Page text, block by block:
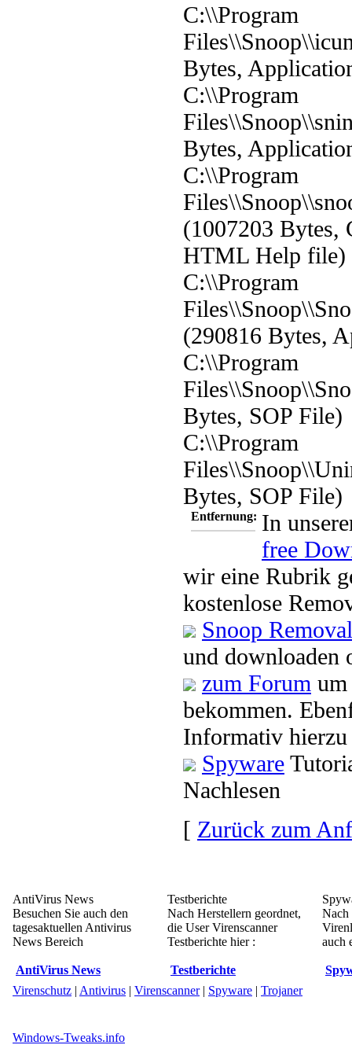
C:\\Program
Bytes,
C:\\Program
Bytes,
C:\\Program
(1007203 Bytes,
HTML Help file)
C:\\Program
(290816 Bytes,
C:\\Program
Bytes, SOP File)
C:\\Program
Bytes, SOP File)
Entfernung: In
free
wir eine Rubrik
kostenlose
Snoop
und downloaden
zum Forum
bekommen.
Informativ hierzu
Spyware
Nachlesen
[ Zurück zum
AntiVirus News
Besuchen Sie auch den
tagesaktuellen Antivirus
News Bereich
AntiVirus News
Testberichte
Nach Herstellern geordnet,
die User Virenscanner
Testberichte hier :
Testberichte
Nach
auch
Virenschutz | Antivirus | Virenscanner| Spyware | Trojaner
Windows-Tweaks.info